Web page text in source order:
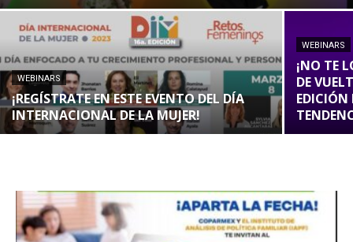
WEBINARS
¡REGÍSTRATE EN ESTE EVENTO DEL DÍA
INTERNACIONAL DE LA MUJER!
WEBINARS
¡NO TE
DE
EDICIÓN